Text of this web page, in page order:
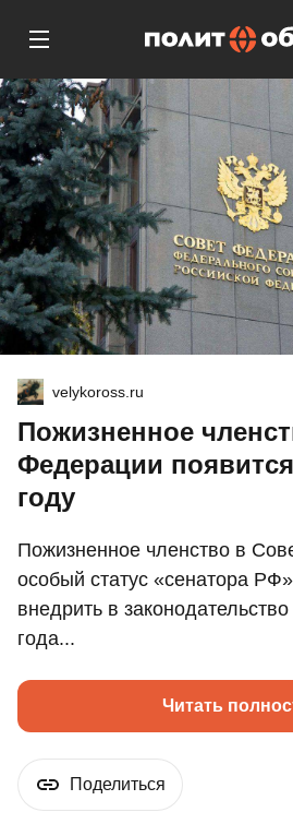
velykoross.ru
Пожизненное
Федерации
году
Пожизненное членство в
особый статус «сенатора
внедрить в
года...
Читать
Поделиться